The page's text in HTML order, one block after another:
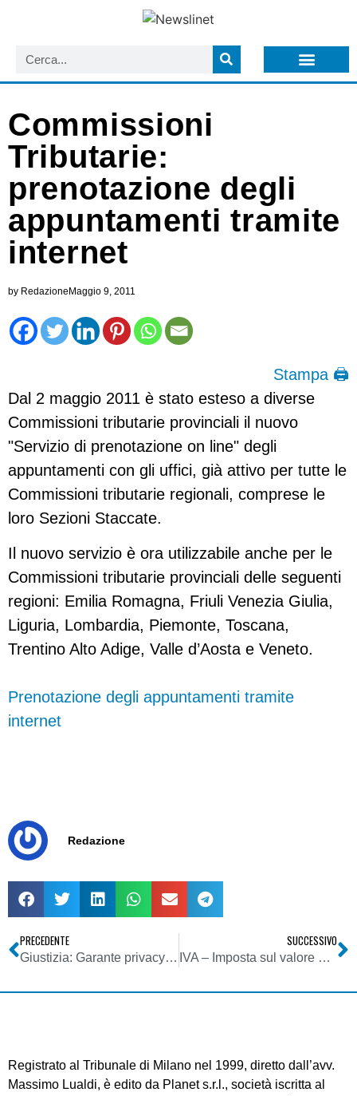
Commissioni
Tributarie:
prenotazione degli
appuntamenti tramite
internet
by RedazioneMaggio 9, 2011
Stampa 🖨
Dal 2 maggio 2011 è stato esteso a diverse
Commissioni tributarie provinciali il nuovo
"Servizio di prenotazione on line" degli
appuntamenti con gli uffici, già attivo per tutte le
Commissioni tributarie regionali, comprese le
loro Sezioni Staccate.
Il nuovo servizio è ora utilizzabile anche per le
Commissioni tributarie provinciali delle seguenti
regioni: Emilia Romagna, Friuli Venezia Giulia,
Liguria, Lombardia, Piemonte, Toscana,
Trentino Alto Adige, Valle d’Aosta e Veneto.
Prenotazione degli appuntamenti tramite
internet
Redazione
PRECEDENTE
Giustizia: Garante privacy fissa regole per mediazione civile. Procedure semplificate per mediatori, elevate garanzie per dati sensibili e giudiziari delle parti
SUCCESSIVO
IVA – Imposta sul valore aggiunto – Omessa prestazione delle garanzie per rimborsi – Sospensione dei termini di decadenza dell’accertamento
Registrato al Tribunale di Milano nel 1999, diretto dall’avv.
Massimo Lualdi, è edito da Planet s.r.l., società iscritta al